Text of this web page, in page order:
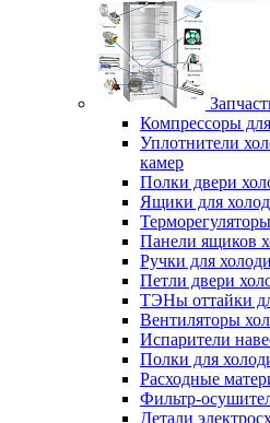
Компрессоры
Уплотнители
камер
Полки двери
Ящики для
Панели ящиков
Ручки для
Петли двери
ТЭНы оттайки
Вентиляторы
Испарители
Полки для
Расходные
Фильтр-
Детали